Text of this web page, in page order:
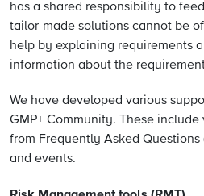
has a shared responsibility to
tailor-made solutions cannot be
help by explaining requirements
information about the
We have developed various
GMP+ Community. These
from Frequently Asked Questions
and events.